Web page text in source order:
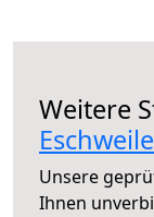
Weitere
Unsere
Ihnen